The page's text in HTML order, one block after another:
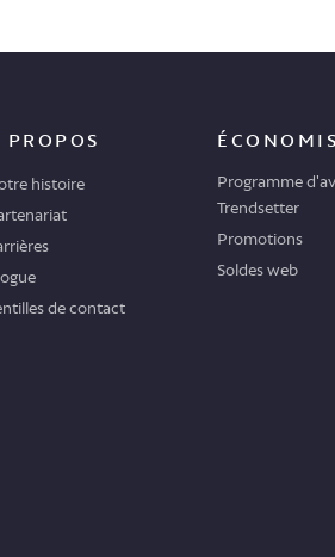
PROPOS
histoire
de contact
Programme
Trendsetter
Promotions
Soldes web